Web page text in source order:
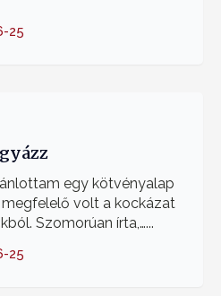
25
egy kötvényalap
megfelelő volt a kockázat
Szomorúan írta,…...
25